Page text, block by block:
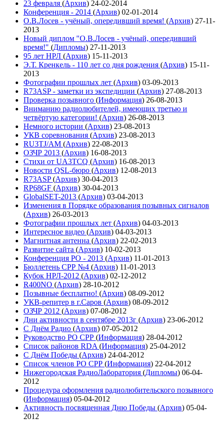
23 февраля (Архив) 24-02-2014
Конференция - 2014 (Архив) 02-01-2014
О.В.Лосев - учёный, опередивший время! (Архив) 27-11-
2013
Новый диплом "О.В.Лосев - учёный, опередивший
время!" (Дипломы) 27-11-2013
95 лет НРЛ (Архив) 15-11-2013
Э.Т. Кренкель - 110 лет со дня рождения (Архив) 15-11-
2013
Фотографии прошлых лет (Архив) 03-09-2013
R73ASP - заметки из экспедиции (Архив) 27-08-2013
Проверка позывного (Информация) 26-08-2013
Вниманию радиолюбителей, имеющих третью и
четвёртую категории! (Архив) 26-08-2013
Немного истории (Архив) 23-08-2013
УКВ соревнования (Архив) 23-08-2013
RU3TJ/AM (Архив) 22-08-2013
ОЗЧР 2013 (Архив) 16-08-2013
Стихи от UA3TCQ (Архив) 16-08-2013
Новости QSL-бюро (Архив) 12-08-2013
R73ASP(Архив) 30-04-2013
RP68GF (Архив) 30-04-2013
GlobalSET-2013 (Архив) 03-04-2013
Изменения в Порядке образования позывных сигналов
(Архив) 26-03-2013
Фотографии прошлых лет (Архив) 04-03-2013
Интересное видео (Архив) 04-03-2013
Магнитная антенна (Архив) 22-02-2013
Развитие сайта (Архив) 10-02-2013
Конференция РО - 2013 (Архив) 11-01-2013
Бюллетень СРР №4 (Архив) 11-01-2013
Кубок НРЛ-2012 (Архив) 02-12-2012
R400NO (Архив) 28-10-2012
Позывные бесплатно! (Архив) 08-09-2012
УКВ-репитер в г.Саров (Архив) 08-09-2012
ОЗЧР 2012 (Архив) 07-08-2012
Дни активности в сентябре 2013г (Архив) 23-06-2012
С Днём Радио (Архив) 07-05-2012
Руководство РО СРР (Информация) 28-04-2012
Список районов RDA (Информация) 25-04-2012
С Днём Победы (Архив) 24-04-2012
Список членов РО СРР (Информация) 22-04-2012
Нижегородская РадиоЛаборатория (Дипломы) 06-04-
2012
Процедура оформления радиолюбительского позывного
(Информация) 05-04-2012
Активность посвященная Дню Победы (Архив) 05-04-
2012